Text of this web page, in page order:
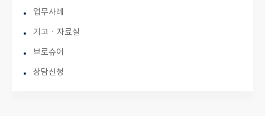
업무사례
기고ㆍ자료실
브로슈어
상담신청